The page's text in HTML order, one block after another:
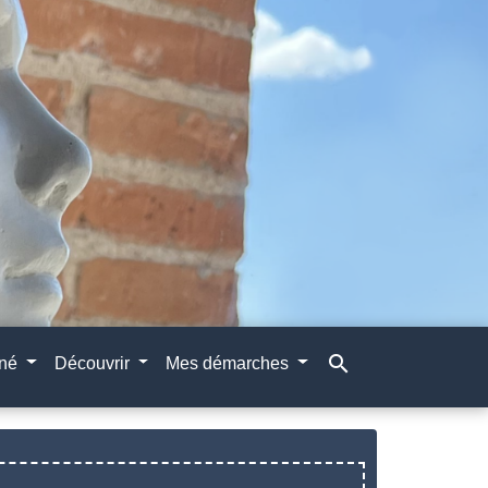
Découvrir Mes démarches search